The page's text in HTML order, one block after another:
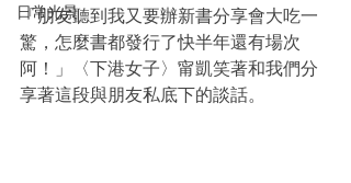
日常光景
「朋友聽到我又要辦新書分享會大吃一
驚，怎麼書都發行了快半年還有場次
阿！」〈下港女子〉甯凱笑著和我們分
享著這段與朋友私底下的談話。